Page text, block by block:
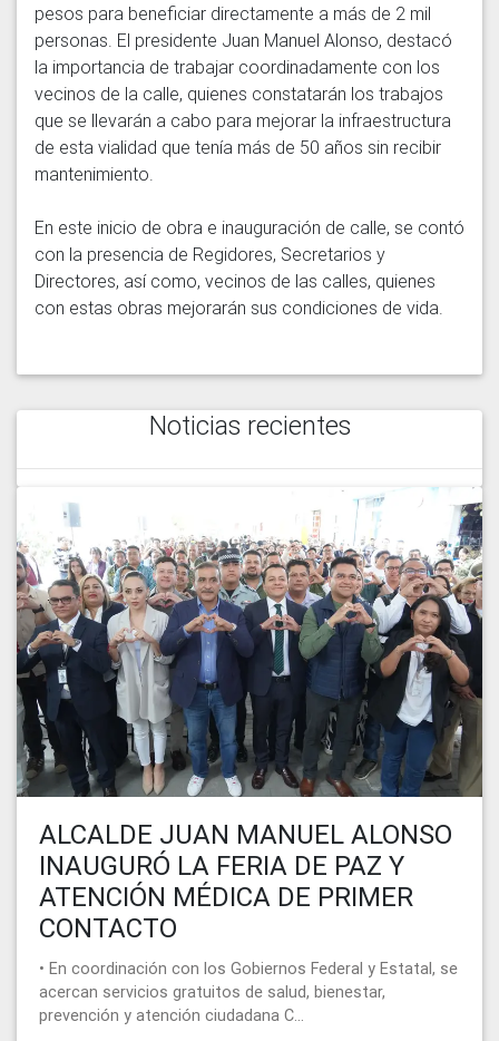
pesos para beneficiar directamente a más de 2 mil
personas. El presidente Juan Manuel Alonso, destacó
la importancia de trabajar coordinadamente con los
vecinos de la calle, quienes constatarán los trabajos
que se llevarán a cabo para mejorar la infraestructura
de esta vialidad que tenía más de 50 años sin recibir
mantenimiento.
En este inicio de obra e inauguración de calle, se contó
con la presencia de Regidores, Secretarios y
Directores, así como, vecinos de las calles, quienes
con estas obras mejorarán sus condiciones de vida.
Noticias recientes
ALCALDE JUAN MANUEL ALONSO
INAUGURÓ LA FERIA DE PAZ Y
ATENCIÓN MÉDICA DE PRIMER
CONTACTO
• En coordinación con los Gobiernos Federal y Estatal, se
acercan servicios gratuitos de salud, bienestar,
prevención y atención ciudadana C...